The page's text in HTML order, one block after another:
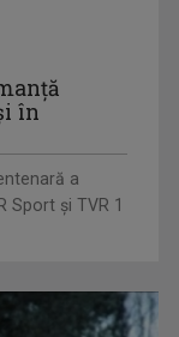
în
a
Sport şi TVR 1